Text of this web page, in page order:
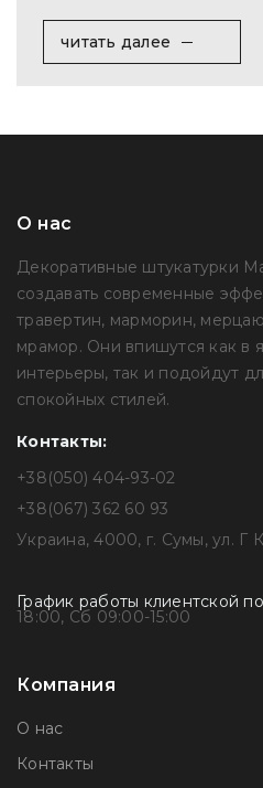
читать далее
О нас
Декоративные штукатурки
создавать современные
травертин, марморин,
мрамор. Они впишутся как в
интерьеры, так и подойдут
спокойных стилей.
Контакты:
+38(050) 404-93-02
+38(067) 362 60 93
Украина, 4000, г. Сумы, ул. Г
График работы клиентской
18:00, Сб 09:00-15:00
Компания
О нас
Контакты